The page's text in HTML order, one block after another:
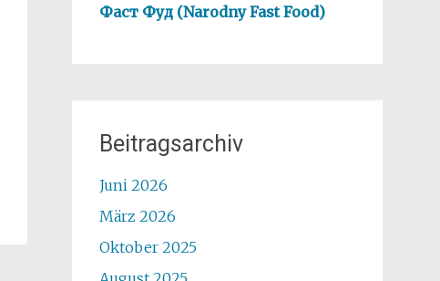
Фаст Фуд (Narodny Fast Food)
Beitragsarchiv
Juni 2026
März 2026
Oktober 2025